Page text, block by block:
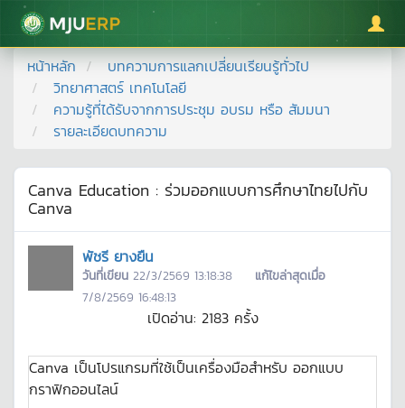
มหาวิทยาลัยแม่โจ้
หน้าหลัก
บทความการแลกเปลี่ยนเรียนรู้ทั่วไป
วิทยาศาสตร์ เทคโนโลยี
ความรู้ที่ได้รับจากการประชุม อบรม หรือ สัมมนา
รายละเอียดบทความ
Canva Education : ร่วมออกแบบการศึกษาไทยไปกับ
Canva
พัชรี ยางยืน
วันที่เขียน 22/3/2569 13:18:38
แก้ไขล่าสุดเมื่อ
7/8/2569 16:48:13
เปิดอ่าน: 2183 ครั้ง
Canva เป็นโปรแกรมที่ใช้เป็นเครื่องมือสำหรับ ออกแบบ
กราฟิกออนไลน์